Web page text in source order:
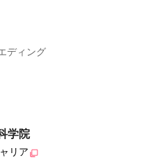
ディング
学院
リア